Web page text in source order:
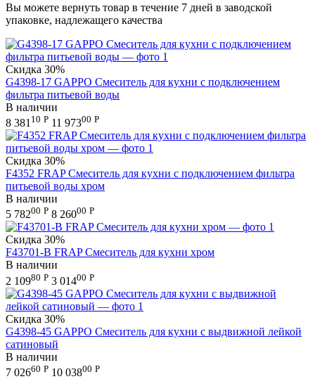
Вы можете вернуть товар в течение 7 дней в заводской
упаковке, надлежащего качества
Скидка 30%
G4398-17 GAPPO Смеситель для кухни с подключением
фильтра питьевой воды
В наличии
8 381 10 Р 11 97300 Р
Скидка 30%
F4352 FRAP Смеситель для кухни с подключением фильтра
питьевой воды хром
В наличии
5 78200 Р 8 26000 Р
Скидка 30%
F43701-B FRAP Смеситель для кухни хром
В наличии
2 10980 Р 3 01400 Р
Скидка 30%
G4398-45 GAPPO Смеситель для кухни с выдвижной лейкой
сатиновый
В наличии
7 02660 Р 10 03800 Р